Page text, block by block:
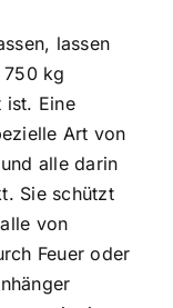
lassen
750 kg
ist. Eine
Art von
alle darin
Sie schützt
von
Feuer oder